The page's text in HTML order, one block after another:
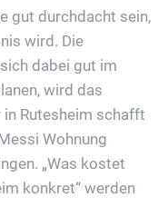
gut durchdacht sein,
wird. Die
dabei gut im
wird das
Rutesheim schafft
Wohnung
„Was kostet
konkret“ werden